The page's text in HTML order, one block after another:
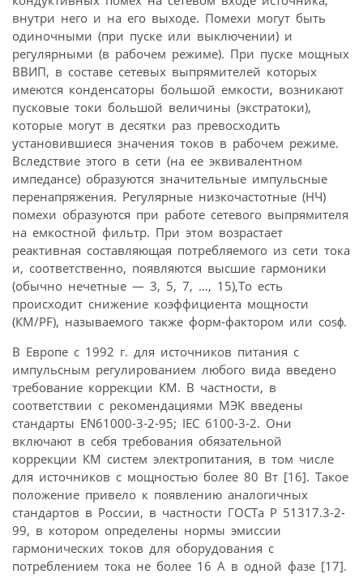
внутри него и на его выходе. Помехи могут быть
одиночными (при пуске или выключении) и
регулярными (в рабочем режиме). При пуске мощных
ВВИП, в составе сетевых выпрямителей которых
имеются конденсаторы большой емкости, возникают
пусковые токи большой величины (экстратоки),
которые могут в десятки раз превосходить
установившиеся значения токов в рабочем режиме.
Вследствие этого в сети (на ее эквивалентном
импедансе) образуются значительные импульсные
перенапряжения. Регулярные низкочастотные (НЧ)
помехи образуются при работе сетевого выпрямителя
на емкостной фильтр. При этом возрастает
реактивная составляющая потребляемого из сети тока
и, соответственно, появляются высшие гармоники
(обычно нечетные — 3, 5, 7, …, 15),То есть
происходит снижение коэффициента мощности
(КМ/PF), называемого также форм-фактором или cosϕ.
В Европе с 1992 г. для источников питания с
импульсным регулированием любого вида введено
требование коррекции КМ. В частности, в
соответствии с рекомендациями МЭК введены
стандарты EN61000-3-2-95; IEC 6100-3-2. Они
включают в себя требования обязательной
коррекции КМ систем электропитания, в том числе
для источников с мощностью более 80 Вт [16]. Такое
положение привело к появлению аналогичных
стандартов в России, в частности ГОСТа Р 51317.3-2-
99, в котором определены нормы эмиссии
гармонических токов для оборудования с
потреблением тока не более 16 А в одной фазе [17].